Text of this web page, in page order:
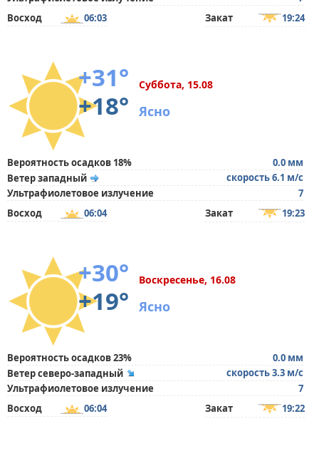
Восход
06:03 Закат 19:24
+31°
+18°
Суббота, 15.08
Ясно
Вероятность осадков 18%
0.0 мм
Ветер западный
скорость 6.1 м/с
Ультрафиолетовое излучение
7
Восход
06:04 Закат 19:23
+30°
+19°
Воскресенье, 16.08
Ясно
Вероятность осадков 23%
0.0 мм
Ветер северо-западный
скорость 3.3 м/с
Ультрафиолетовое излучение
7
Восход
06:04 Закат 19:22